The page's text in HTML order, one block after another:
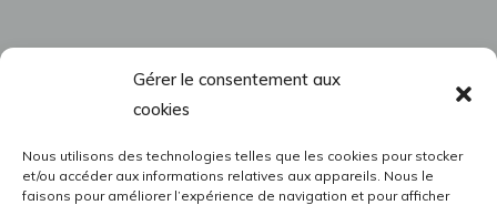
Gérer le consentement aux
cookies
Nous utilisons des technologies telles que les cookies pour stocker
et/ou accéder aux informations relatives aux appareils. Nous le
faisons pour améliorer l’expérience de navigation et pour afficher